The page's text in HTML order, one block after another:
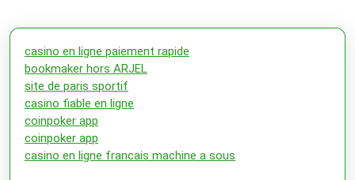
casino en ligne paiement rapide
bookmaker hors ARJEL
site de paris sportif
casino fiable en ligne
coinpoker app
coinpoker app
casino en ligne francais machine a sous